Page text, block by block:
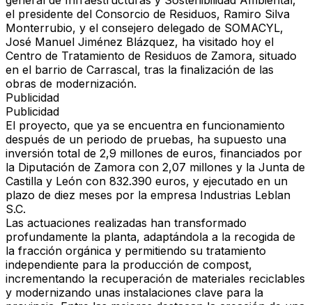
el presidente del Consorcio de Residuos, Ramiro Silva
Monterrubio, y el consejero delegado de SOMACYL,
José Manuel Jiménez Blázquez, ha visitado hoy el
Centro de Tratamiento de Residuos de Zamora, situado
en el barrio de Carrascal, tras la finalización de las
obras de modernización.
Publicidad
Publicidad
El proyecto, que ya se encuentra en funcionamiento
después de un periodo de pruebas, ha supuesto una
inversión total de 2,9 millones de euros, financiados por
la Diputación de Zamora con 2,07 millones y la Junta de
Castilla y León con 832.390 euros, y ejecutado en un
plazo de diez meses por la empresa Industrias Leblan
S.C.
Las actuaciones realizadas han transformado
profundamente la planta, adaptándola a la recogida de
la fracción orgánica y permitiendo su tratamiento
independiente para la producción de compost,
incrementando la recuperación de materiales reciclables
y modernizando unas instalaciones clave para la